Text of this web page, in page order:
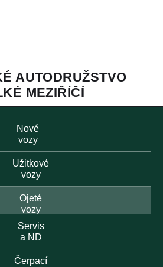
Nové
vozy
Užitkové
vozy
Ojeté
vozy
Servis
a ND
Čerpací